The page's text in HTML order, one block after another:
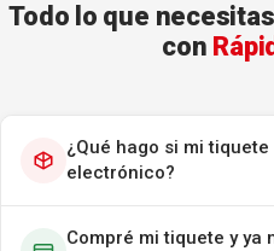
Todo lo que
con
¿Qué hago si mi
electrónico?
Compré mi tiquete y ya